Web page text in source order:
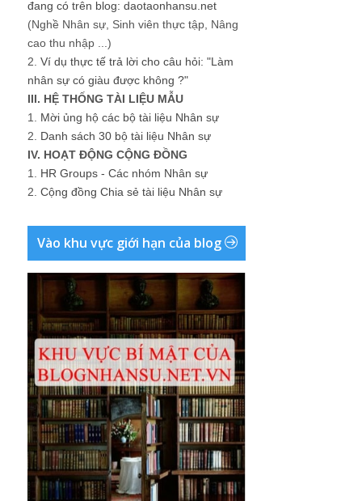
đang có trên blog: daotaonhansu.net
(Nghề Nhân sự, Sinh viên thực tập, Nâng
cao thu nhập ...)
2. Ví dụ thực tế trả lời cho câu hỏi: "Làm
nhân sự có giàu được không ?"
III. HỆ THỐNG TÀI LIỆU MẪU
1. Mời ủng hộ các bộ tài liệu Nhân sự
2. Danh sách 30 bộ tài liệu Nhân sự
IV. HOẠT ĐỘNG CỘNG ĐỒNG
1. HR Groups - Các nhóm Nhân sự
2. Cộng đồng Chia sẻ tài liệu Nhân sự
Vào khu vực giới hạn của blog